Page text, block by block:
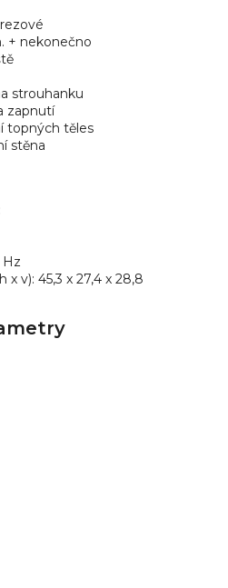
+ nekonečno
strouhanku
zapnutí
topných těles
stěna
Hz
x v): 45,3 x 27,4 x 28,8